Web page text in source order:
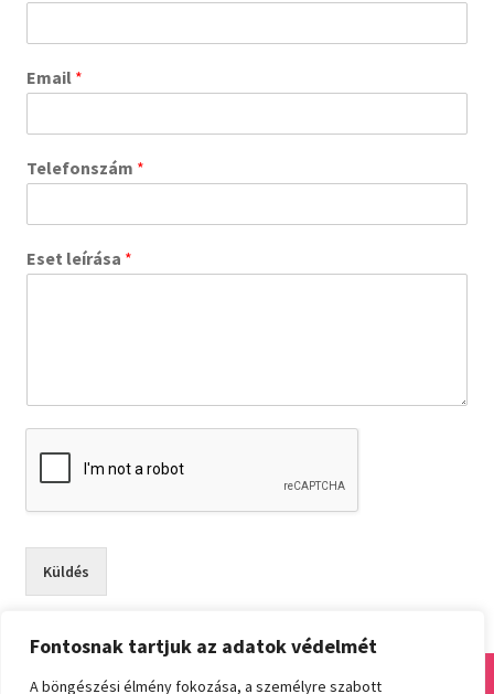
Fontosnak tartjuk az adatok védelmét
A böngészési élmény fokozása, a személyre szabott
Email *
Telefonszám *
Eset leírása *
Küldés